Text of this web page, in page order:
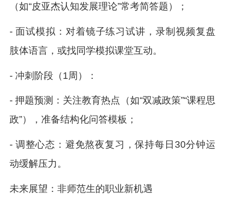
（如“皮亚杰认知发展理论”常考简答题）；
- 面试模拟：对着镜子练习试讲，录制视频复盘
肢体语言，或找同学模拟课堂互动。
- 冲刺阶段（1周）：
- 押题预测：关注教育热点（如“双减政策”“课程思
政”），准备结构化问答模板；
- 调整心态：避免熬夜复习，保持每日30分钟运
动缓解压力。
未来展望：非师范生的职业新机遇